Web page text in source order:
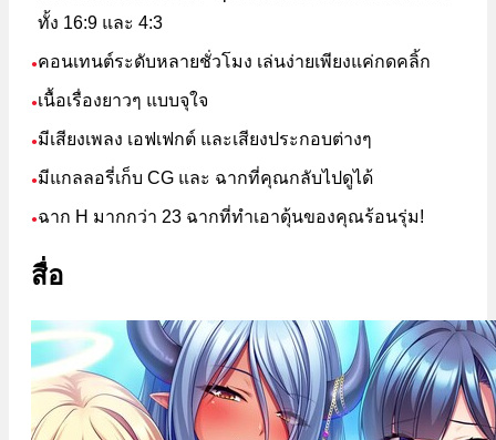
ทั้ง 16:9 และ 4:3
●คอนเทนต์ระดับหลายชั่วโมง เล่นง่ายเพียงแค่กดคลิ้ก
●เนื้อเรื่องยาวๆ แบบจุใจ
●มีเสียงเพลง เอฟเฟกต์ และเสียงประกอบต่างๆ
●มีแกลลอรี่เก็บ CG และ ฉากที่คุณกลับไปดูได้
●ฉาก H มากกว่า 23 ฉากที่ทำเอาดุ้นของคุณร้อนรุ่ม!
สื่อ